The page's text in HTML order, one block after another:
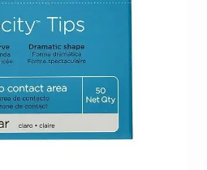
van 100, 360 of in refill van nr
CND-VC4